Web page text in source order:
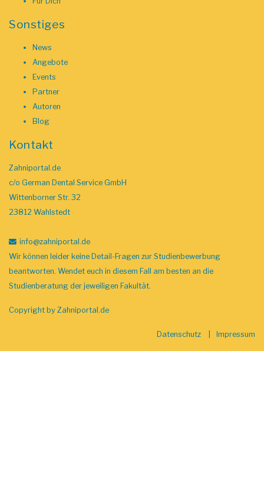
Sonstiges
News
Angebote
Events
Partner
Autoren
Blog
Kontakt
Zahniportal.de
c/o German Dental Service GmbH
Wittenborner Str. 32
23812 Wahlstedt
info@zahniportal.de
Wir können leider keine Detail-Fragen zur Studienbewerbung
beantworten. Wendet euch in diesem Fall am besten an die
Studienberatung der jeweiligen Fakultät.
Copyright by Zahniportal.de
Datenschutz Impressum